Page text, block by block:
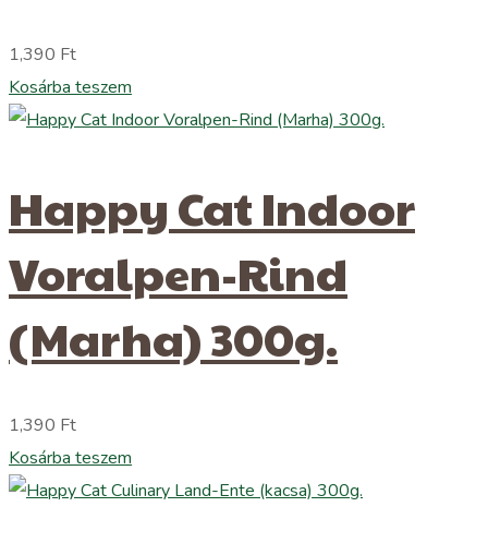
1,390 Ft
Kosárba teszem
Happy Cat Indoor
Voralpen-Rind
(Marha) 300g.
1,390 Ft
Kosárba teszem